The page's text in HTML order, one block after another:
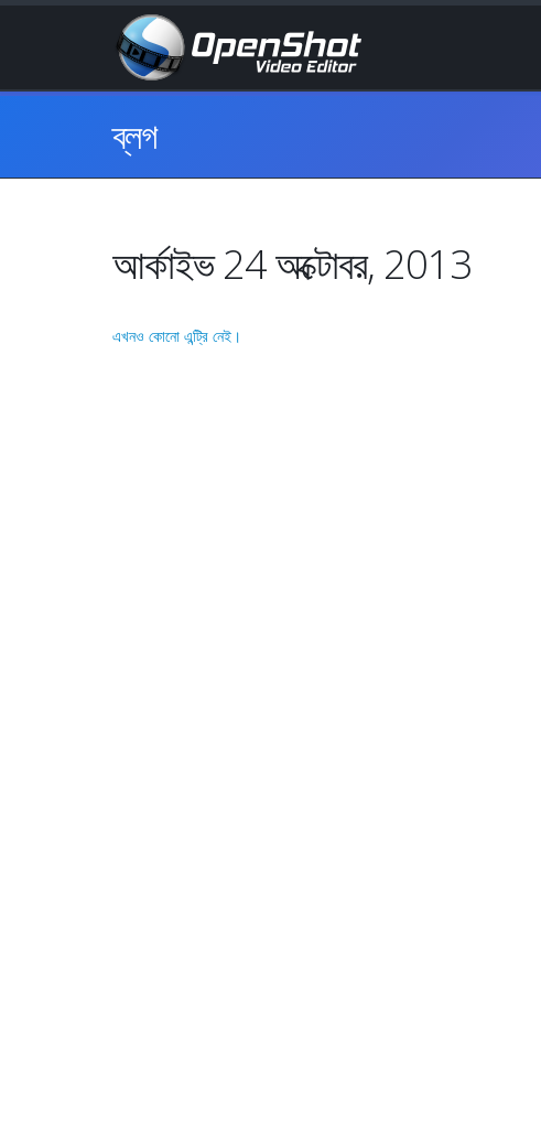
ব্লগ
আর্কাইভ 24 অক্টোবর, 2013
এখনও কোনো এন্ট্রি নেই।